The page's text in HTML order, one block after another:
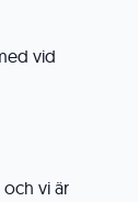
vid
vi är